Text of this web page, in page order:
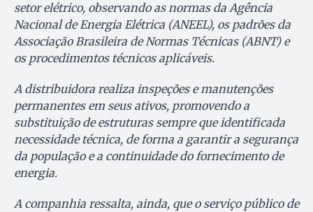
setor elétrico, observando as normas da Agência
Nacional de Energia Elétrica (ANEEL), os padrões da
Associação Brasileira de Normas Técnicas (ABNT) e
os procedimentos técnicos aplicáveis.
A distribuidora realiza inspeções e manutenções
permanentes em seus ativos, promovendo a
substituição de estruturas sempre que identificada
necessidade técnica, de forma a garantir a segurança
da população e a continuidade do fornecimento de
energia.
A companhia ressalta, ainda, que o serviço público de